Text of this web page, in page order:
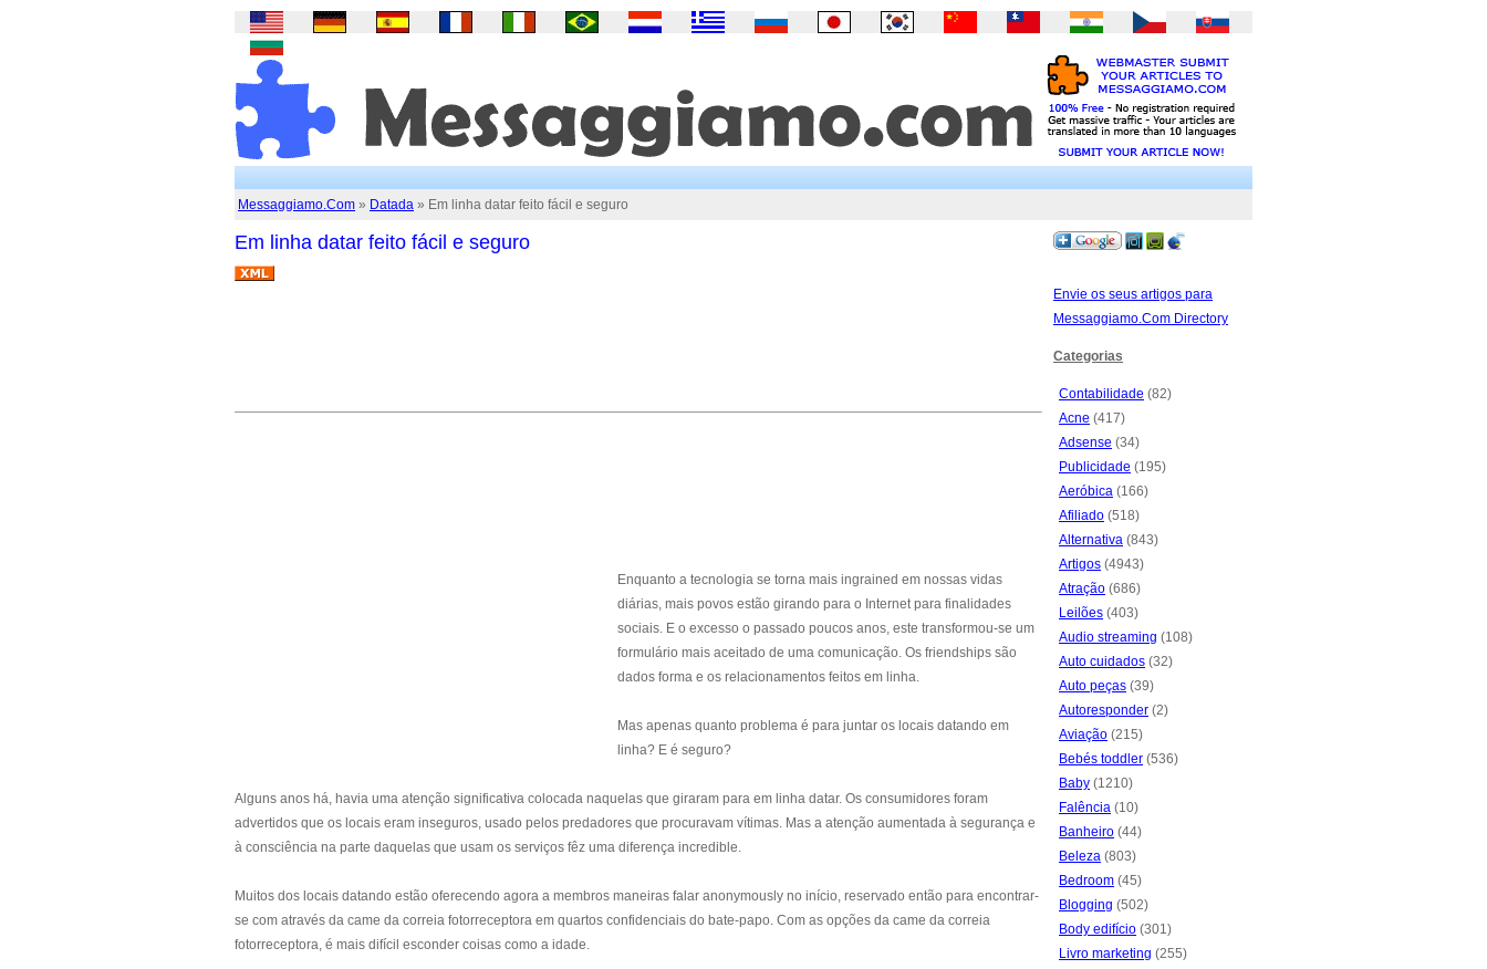
Messaggiamo.Com » Datada » Em linha datar feito fácil e seguro
Em linha datar feito fácil e seguro
Enquanto a tecnologia se torna mais ingrained em nossas vidas
diárias, mais povos estão girando para o Internet para finalidades
sociais. E o excesso o passado poucos anos, este transformou-se um
formulário mais aceitado de uma comunicação. Os friendships são
dados forma e os relacionamentos feitos em linha.
Mas apenas quanto problema é para juntar os locais datando em
linha? E é seguro?
Alguns anos há, havia uma atenção significativa colocada naquelas que giraram para em linha datar. Os consumidores foram
advertidos que os locais eram inseguros, usado pelos predadores que procuravam vítimas. Mas a atenção aumentada à segurança e
à consciência na parte daquelas que usam os serviços fêz uma diferença incredible.
Muitos dos locais datando estão oferecendo agora a membros maneiras falar anonymously no início, reservado então para encontrar-
se com através da came da correia fotorreceptora em quartos confidenciais do bate-papo. Com as opções da came da correia
fotorreceptora, é mais difícil esconder coisas como a idade.
Envie os seus artigos para
Messaggiamo.Com Directory
Categorias
Contabilidade (82)
Acne (417)
Adsense (34)
Publicidade (195)
Aeróbica (166)
Afiliado (518)
Alternativa (843)
Artigos (4943)
Atração (686)
Leilões (403)
Audio streaming (108)
Auto cuidados (32)
Auto peças (39)
Autoresponder (2)
Aviação (215)
Bebés toddler (536)
Baby (1210)
Falência (10)
Banheiro (44)
Beleza (803)
Bedroom (45)
Blogging (502)
Body edifício (301)
Livro marketing (255)